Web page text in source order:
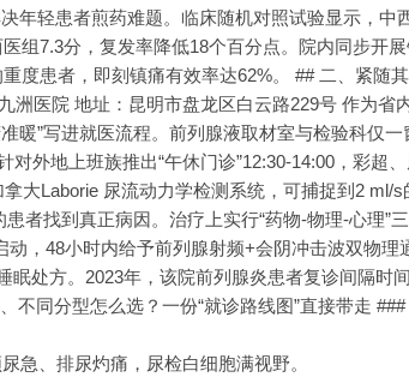
年轻患者煎药难题。临床随机对照试验显示，中
组7.3分，复发率降低18个百分点。院内同步开
度患者，即刻镇痛有效率达62%。 ## 二、紧随
洲医院 地址：昆明市盘龙区白云路229号 作为省
暖”写进就医流程。前列腺液取材室与检验科仅一
外地上班族推出“午休门诊”12:30-14:00，彩超
大Laborie 尿流动力学检测系统，可捕捉到2 ml/s
者找到真正病因。治疗上实行“药物-物理-心理”
，48小时内给予前列腺射频+会阴冲击波双物理
眠处方。2023年，该院前列腺炎患者复诊间隔时
同分型怎么选？一份“就诊路线图”直接带走 ###
急、排尿灼痛，尿检白细胞满视野。